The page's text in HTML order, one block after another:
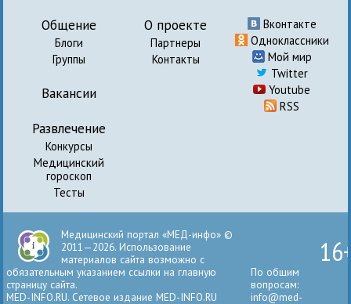
Общение
Блоги
Группы
Вакансии
Развлечение
Конкурсы
Медицинский
гороскоп
Тесты
О проекте
Партнеры
Контакты
Вконтакте
Одноклассники
Мой мир
Twitter
Youtube
RSS
Медицинский портал «МЕД-инфо» ©
2011—2026. Использование
материалов сайта возможно с
обязательным указанием ссылки на главную
страницу сайта.
MED-INFO.RU. Сетевое издание MED-INFO.RU
По общим
вопросам:
info@med-